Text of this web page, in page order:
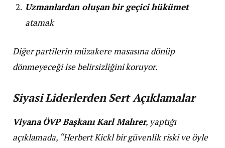
Uzmanlardan oluşan bir geçici hükümet
atamak
Diğer partilerin müzakere masasına dönüp
dönmeyeceği ise belirsizliğini koruyor.
Siyasi Liderlerden Sert Açıklamalar
Viyana ÖVP Başkanı Karl Mahrer, yaptığı
açıklamada, “Herbert Kickl bir güvenlik riski ve öyle